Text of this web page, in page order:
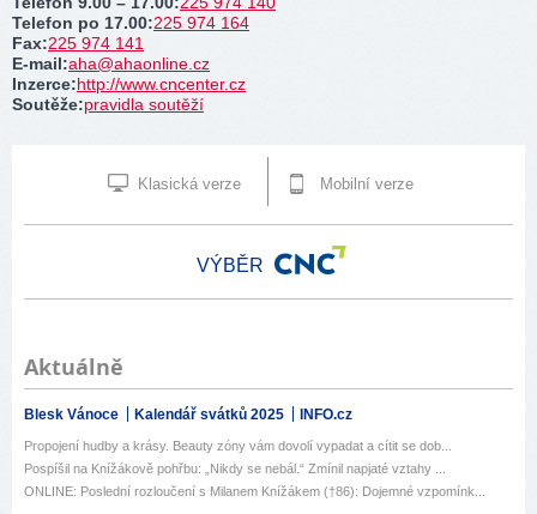
Telefon po 17.00:225 974 164
Fax:225 974 141
E-mail:aha@ahaonline.cz
Inzerce:http://www.cncenter.cz
Soutěže:pravidla soutěží
Klasická verze Mobilní verze
VÝBĚR
Aktuálně
Blesk Vánoce Kalendář svátků 2025 INFO.cz
Propojení hudby a krásy. Beauty zóny vám dovolí vypadat a cítit se dob...
Pospíšil na Knížákově pohřbu: „Nikdy se nebál.“ Zmínil napjaté vztahy ...
ONLINE: Poslední rozloučení s Milanem Knížákem (†86): Dojemné vzpomínk...